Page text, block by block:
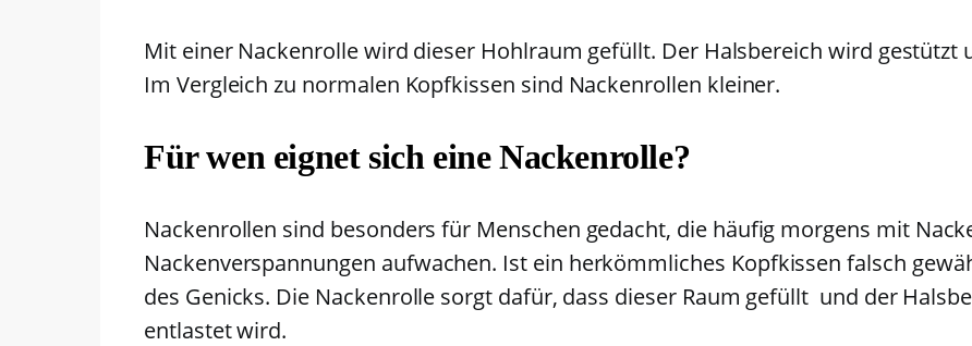
Mit einer Nackenrolle wird dieser Hohlraum gefüllt. Der Halsbereich wird gestützt
Im Vergleich zu normalen Kopfkissen sind Nackenrollen kleiner.
Für wen eignet sich eine Nackenrolle?
Nackenrollen sind besonders für Menschen gedacht, die häufig morgens mit
Nackenverspannungen aufwachen. Ist ein herkömmliches Kopfkissen falsch
des Genicks. Die Nackenrolle sorgt dafür, dass dieser Raum gefüllt und der
entlastet wird.